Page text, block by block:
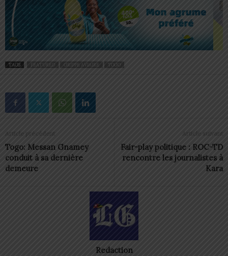
TAGS FEATURED GRIPPE AVIAIRE TOGO
Article précédent
Togo: Messan Gnamey
conduit à sa dernière
demeure
Article suivant
Fair-play politique : ROC-TD
rencontre les journalistes à
Kara
Redaction